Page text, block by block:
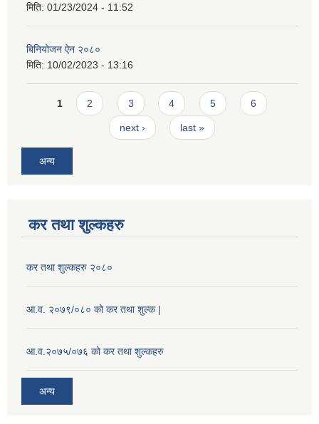
मिति: 01/23/2024 - 11:52
बिनियोजन ऐन २०८०
मिति: 10/02/2023 - 13:16
Pages
1 2 3 4 5 6
next › last »
अन्य
कर तथा शुल्कहरु
कर तथा शुल्कहरु २०८०
आ.व. २०७९/०८० को कर तथा शुल्क |
आ.व.२०७५/०७६ को कर तथा शुल्कहरु
अन्य